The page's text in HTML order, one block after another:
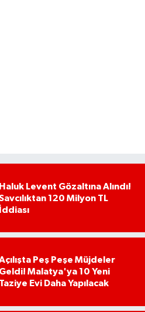
Haluk Levent Gözaltına Alındı!
120 Milyon TL
İddiası
Peş Peşe Müjdeler
Geldi! Malatya'ya 10 Yeni
Taziye Evi Daha Yapılacak